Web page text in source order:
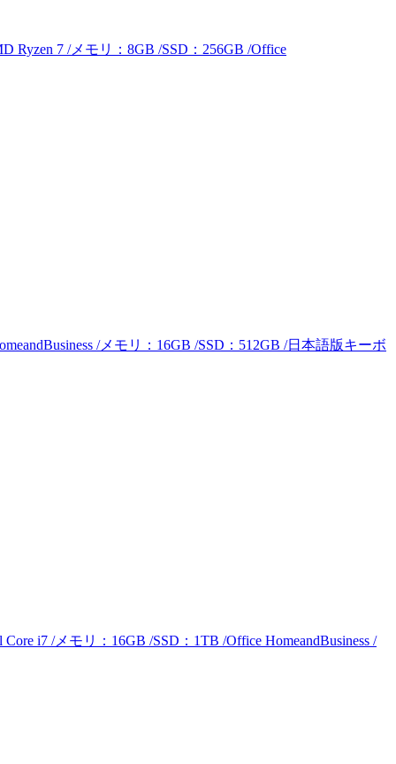
Ryzen 7 /メモリ：8GB /SSD：256GB /Office
/メモリ：16GB /SSD：512GB /日本語版キーボ
i7 /メモリ：16GB /SSD：1TB /Office HomeandBusiness /